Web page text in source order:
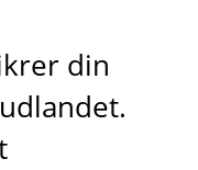
din